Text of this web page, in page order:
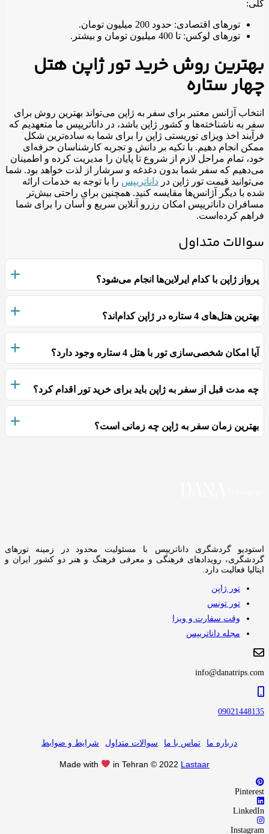
کلی:
تورهای اقتصادی: حدود 200 میلیون تومان.
تورهای لوکس: تا 400 میلیون تومان و بیشتر.
بهترین روش خرید تور ژاپن هتل
چهار ستاره
انتخاب آژانس معتبر برای سفر به ژاپن می‌تواند بهترین روش برای
سفر به ناشناخته‌ها و کشور ژاپن باشد، در داناتریپس ما متعهدیم که
فرآیند اخذ ویزای توریستی ژاپن را برای شما به ساده‌ترین شکل
ممکن انجام دهیم. با تکیه بر دانش و تجربه کارشناسان حرفه‌ای
خود، تمام مراحل لازم از شروع تا پایان را مدیریت کرده و اطمینان
می‌دهیم که سفر شما بدون دغدغه و سرشار از لذت خواهد بود. شما
می‌توانید قیمت تور ژاپن در داناتریپس را با توجه به خدمات ارائه
شده با دیگر آژانس‌ها مقایسه کنید. همچنین برای راحتی بیش‌تر
مسافران داناتریپس امکان رزرو آنلاین سریع و آسان را برای شما
فراهم کرده‌است.
سوالات متداول
پرواز ژاپن با کدام ایرلاین‌ها انجام می‌شود؟
بهترین هتل‌های 4 ستاره در ژاپن کدام‌اند؟
آیا امکان شخصی‌سازی تور با هتل 4 ستاره وجود دارد؟
چه مدت قبل از سفر به ژاپن باید برای خرید تور اقدام کرد؟
بهترین زمان سفر به ژاپن چه زمانی است؟
استودیو گردشگری داناتریپس با مسئولیت محدود در زمینه تورهای
گردشگری، رویدادهای فرهنگی و معرفی فرهنگ و هنر دو کشور ایران و
ایتالیا فعالیت دارد.
تور ژاپن
تور تونس
وقت سفارت و ویزا
مجله داناتریپس
info@danatrips.com
09021448135
درباره ما تماس با ما سوالات متداول شرایط و ضوابط
Made with in Tehran © 2022 Lastaar
Pinterest
LinkedIn
Instagram